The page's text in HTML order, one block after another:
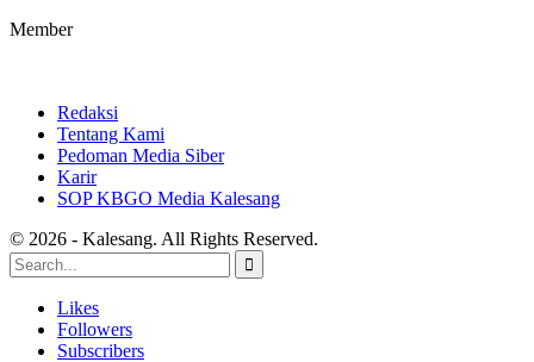
Member
Redaksi
Tentang Kami
Pedoman Media Siber
Karir
SOP KBGO Media Kalesang
© 2026 - Kalesang. All Rights Reserved.
Likes
Followers
Subscribers